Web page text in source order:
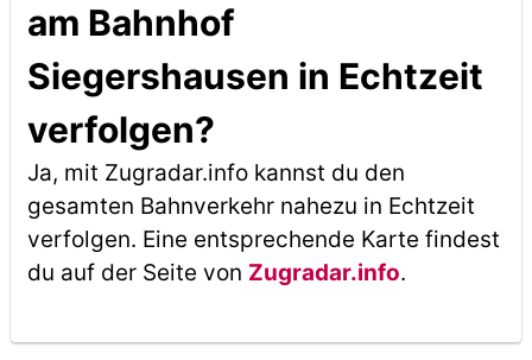
am Bahnhof
Siegershausen in Echtzeit
verfolgen?
Ja, mit Zugradar.info kannst du den
gesamten Bahnverkehr nahezu in Echtzeit
verfolgen. Eine entsprechende Karte findest
du auf der Seite von Zugradar.info.